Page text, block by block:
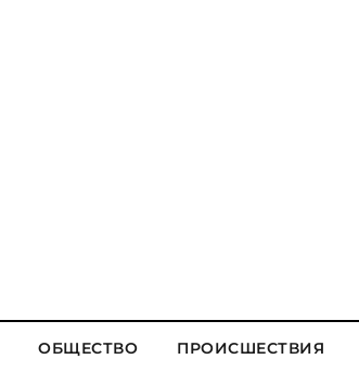
ОБЩЕСТВО ПРОИСШЕСТВИЯ